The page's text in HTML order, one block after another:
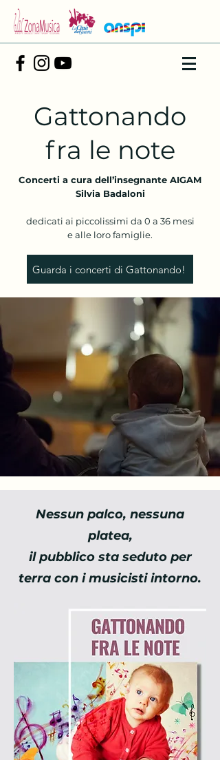
Gattonando
fra le note
Concerti a cura dell’insegnante AIGAM
Silvia Badaloni
dedicati ai piccolissimi da 0 a 36 mesi
e alle loro famiglie.
Guarda i concerti di Gattonando!
Nessun palco, nessuna
platea,
il pubblico sta seduto per
terra con i musicisti intorno.